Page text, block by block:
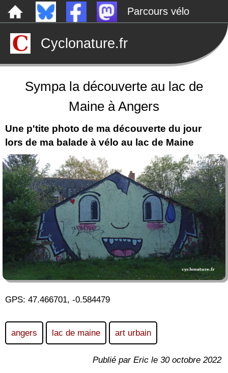
Parcours vélo
Dépôts sauvages
Le canal de Nantes à Brest à vélo
Rechercher
Cyclonature.fr
Sympa la découverte au lac de
Maine à Angers
Une p'tite photo de ma découverte du jour
lors de ma balade à vélo au lac de Maine
GPS: 47.466701, -0.584479
angers lac de maine art urbain
Publié par Eric le 30 octobre 2022